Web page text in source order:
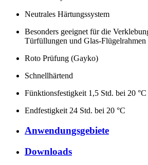
Neutrales Härtungssystem
Besonders geeignet für die
Türfüllungen und Glas-Flügelrahmen
Roto Prüfung (Gayko)
Schnellhärtend
Fünktionsfestigkeit 1,5 Std. bei 20 °C
Endfestigkeit 24 Std. bei 20 °C
Anwendungsgebiete
Downloads